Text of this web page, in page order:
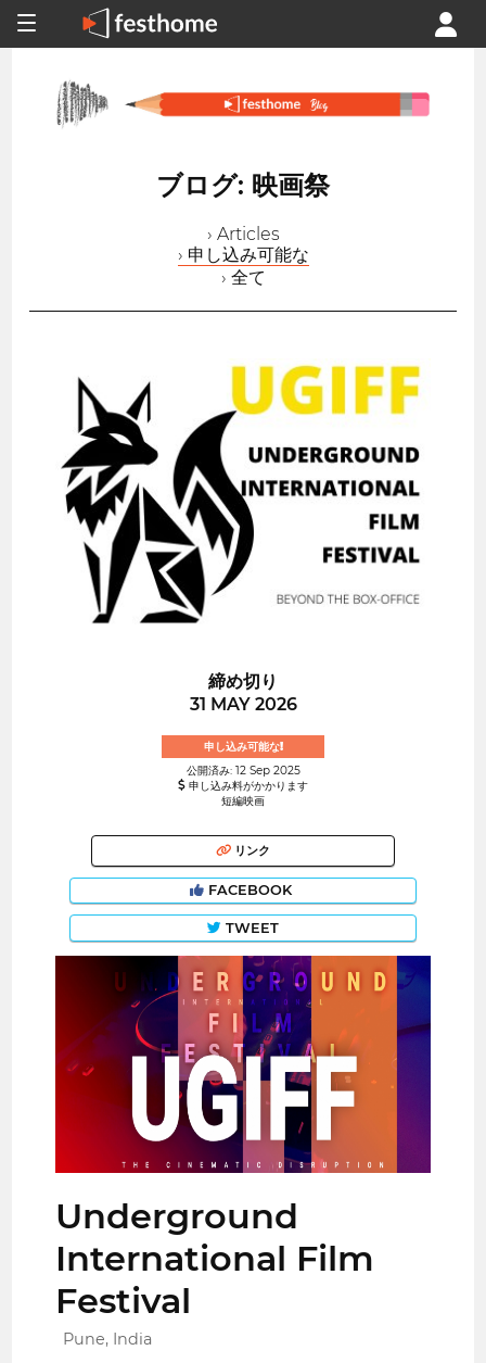
ブログ: 映画祭
› Articles
› 申し込み可能な
› 全て
締め切り
31 MAY 2026
申し込み可能な!
公開済み: 12 Sep 2025
申し込み料がかかります
短編映画
リンク
FACEBOOK
TWEET
Underground
International Film
Festival
Pune, India